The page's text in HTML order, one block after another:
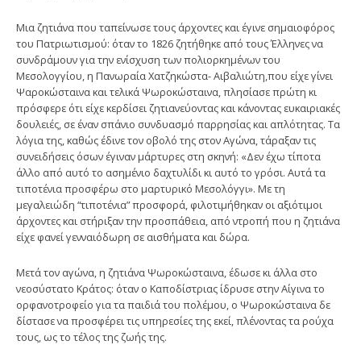
Μια ζητιάνα που ταπείνωσε τους άρχοντες και έγινε σημαιοφόρος
του Πατριωτισμού: όταν το 1826 ζητήθηκε από τους Έλληνες να
συνδράμουν για την ενίσχυση των πολιορκημένων του
Μεσολογγίου, η Πανωραία Χατζηκώστα- Αιβαλιώτη,που είχε γίνει
Ψαροκώσταινα και τελικά Ψωροκώσταινα, πλησίασε πρώτη κι
πρόσφερε ότι είχε κερδίσει ζητιανεύοντας και κάνοντας ευκαιριακές
δουλειές, σε έναν σπάνιο συνδυασμό παρρησίας και απλότητας. Τα
λόγια της, καθώς έδινε τον οβολό της στον Αγώνα, τάραξαν τις
συνειδήσεις όσων έγιναν μάρτυρες στη σκηνή: «Δεν έχω τίποτα
άλλο από αυτό το ασημένιο δαχτυλίδι κι αυτό το γρόσι. Αυτά τα
τιποτένια προσφέρω στο μαρτυρικό Μεσολόγγι». Με τη
μεγαλειώδη “τιποτένια” προσφορά, φιλοτιμήθηκαν οι αξιότιμοι
άρχοντες και στήριξαν την προσπάθεια, από ντροπή που η ζητιάνα
είχε φανεί γενναιόδωρη σε αισθήματα και δώρα.
Μετά τον αγώνα, η ζητιάνα Ψωροκώσταινα, έδωσε κι άλλα στο
νεοσύστατο Κράτος: όταν ο Καποδίστριας ίδρυσε στην Αίγινα το
ορφανοτροφείο για τα παιδιά του πολέμου, ο Ψωροκώσταινα δε
δίστασε να προσφέρει τις υπηρεσίες της εκεί, πλένοντας τα ρούχα
τους, ως το τέλος της ζωής της.